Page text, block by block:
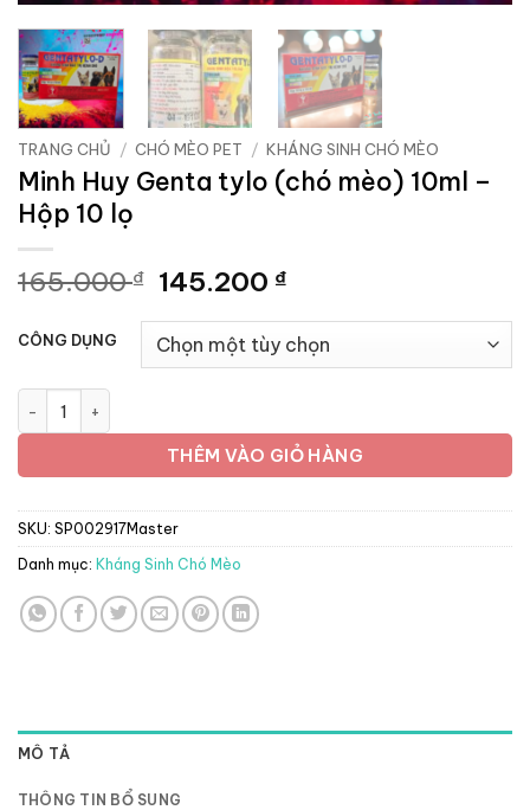
TRANG CHỦ / CHÓ MÈO PET / KHÁNG SINH CHÓ MÈO
Minh Huy Genta tylo (chó mèo) 10ml –
Hộp 10 lọ
165.000₫ Giá
là:
165.000 ₫.
145.200 ₫Giá
tại
là:
CÔNG DỤNG
THÊM VÀO GIỎ HÀNG
SKU: SP002917Master
Danh mục: Kháng Sinh Chó Mèo
MÔ TẢ
THÔNG TIN BỔ SUNG